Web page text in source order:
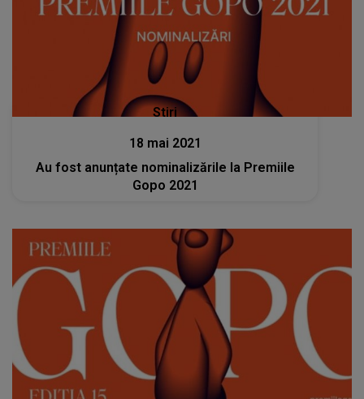
Stiri
18 mai 2021
Au fost anunțate nominalizările la Premiile
Gopo 2021